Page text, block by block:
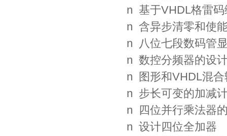
n 基于VHDL格雷
n 含异步清零和使
n 八位七段数码管
n 数控分频器的设
n 图形和VHDL混
n 步长可变的加减
n 四位并行乘法器
n 设计四位全加器